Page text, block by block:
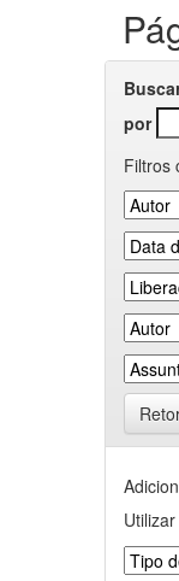
por
Filtros